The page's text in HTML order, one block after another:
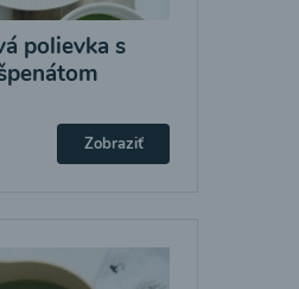
polievka s
Zobraziť